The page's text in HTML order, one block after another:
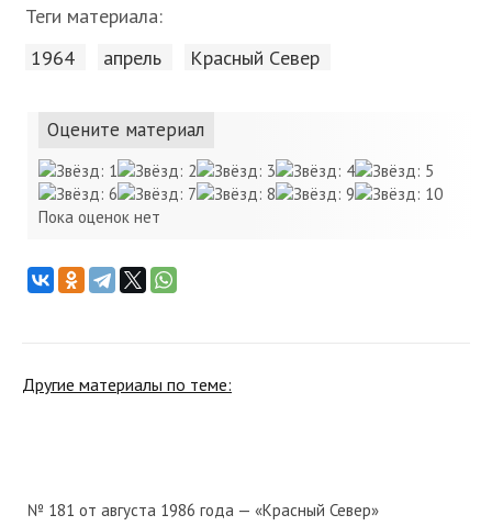
Теги материала:
1964 апрель Красный Cевер
Оцените материал
Пока оценок нет
Другие материалы по теме:
№ 181 от августа 1986 года — «Красный Север»